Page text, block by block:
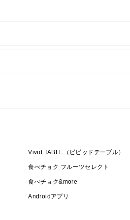
Vivid TABLE（ビビッドテーブル）
食べチョク フルーツセレクト
食べチョク&more
Androidアプリ